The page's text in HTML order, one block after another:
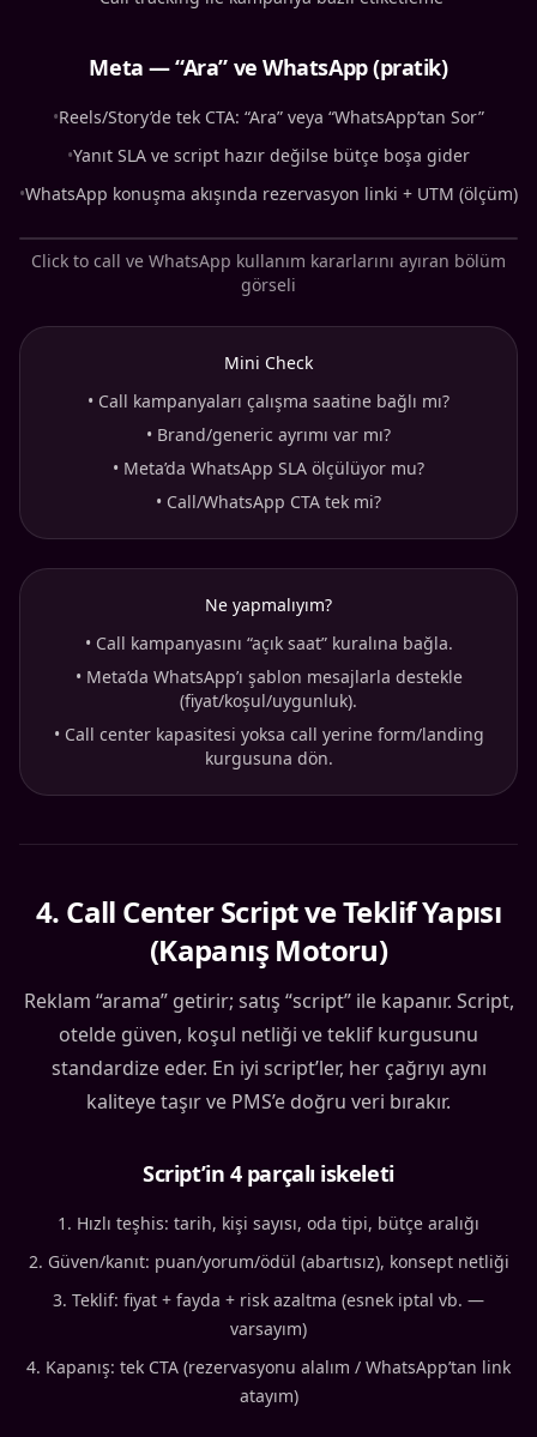
Meta — “Ara” ve WhatsApp (pratik)
•Reels/Story’de tek CTA: “Ara” veya “WhatsApp’tan Sor”
•Yanıt SLA ve script hazır değilse bütçe boşa gider
•WhatsApp konuşma akışında rezervasyon linki + UTM (ölçüm)
Click to call ve WhatsApp kullanım kararlarını ayıran bölüm
görseli
Mini Check
• Call kampanyaları çalışma saatine bağlı mı?
• Brand/generic ayrımı var mı?
• Meta’da WhatsApp SLA ölçülüyor mu?
• Call/WhatsApp CTA tek mi?
Ne yapmalıyım?
• Call kampanyasını “açık saat” kuralına bağla.
• Meta’da WhatsApp’ı şablon mesajlarla destekle
(fiyat/koşul/uygunluk).
• Call center kapasitesi yoksa call yerine form/landing
kurgusuna dön.
4. Call Center Script ve Teklif Yapısı
(Kapanış Motoru)
Reklam “arama” getirir; satış “script” ile kapanır. Script,
otelde güven, koşul netliği ve teklif kurgusunu
standardize eder. En iyi script’ler, her çağrıyı aynı
kaliteye taşır ve PMS’e doğru veri bırakır.
Script’in 4 parçalı iskeleti
Hızlı teşhis: tarih, kişi sayısı, oda tipi, bütçe aralığı
Güven/kanıt: puan/yorum/ödül (abartısız), konsept netliği
Teklif: fiyat + fayda + risk azaltma (esnek iptal vb. —
varsayım)
Kapanış: tek CTA (rezervasyonu alalım / WhatsApp’tan link
atayım)